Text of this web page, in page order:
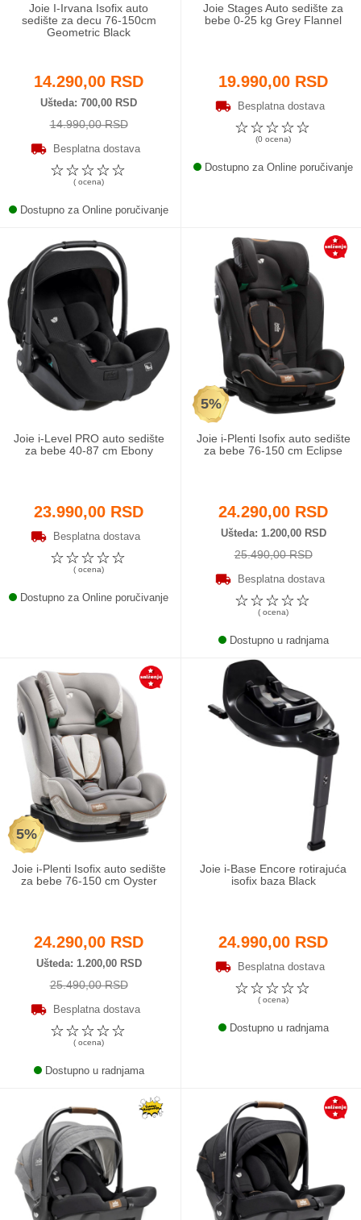
Joie I-Irvana Isofix auto
sedište za decu 76-150cm
Geometric Black
14.290,00 RSD
Ušteda 700,00 RSD
14.990,00 RSD
Besplatna dostava
☆
☆
☆
☆
☆
( ocena)
Dostupno za Online poručivanje
Joie Stages Auto sedište za
bebe 0-25 kg Grey Flannel
19.990,00 RSD
Besplatna dostava
☆
☆
☆
☆
☆
(0 ocena)
Dostupno za Online poručivanje
Joie i-Level PRO auto sedište
za bebe 40-87 cm Ebony
23.990,00 RSD
Besplatna dostava
☆
☆
☆
☆
☆
( ocena)
Dostupno za Online poručivanje
5%
Joie i-Plenti Isofix auto sedište
za bebe 76-150 cm Eclipse
24.290,00 RSD
Ušteda 1.200,00 RSD
25.490,00 RSD
Besplatna dostava
☆
☆
☆
☆
☆
( ocena)
Dostupno u radnjama
5%
Joie i-Plenti Isofix auto sedište
za bebe 76-150 cm Oyster
24.290,00 RSD
Ušteda 1.200,00 RSD
25.490,00 RSD
Besplatna dostava
☆
☆
☆
☆
☆
( ocena)
Dostupno u radnjama
Joie i-Base Encore rotirajuća
isofix baza Black
24.990,00 RSD
Besplatna dostava
☆
☆
☆
☆
☆
( ocena)
Dostupno u radnjama